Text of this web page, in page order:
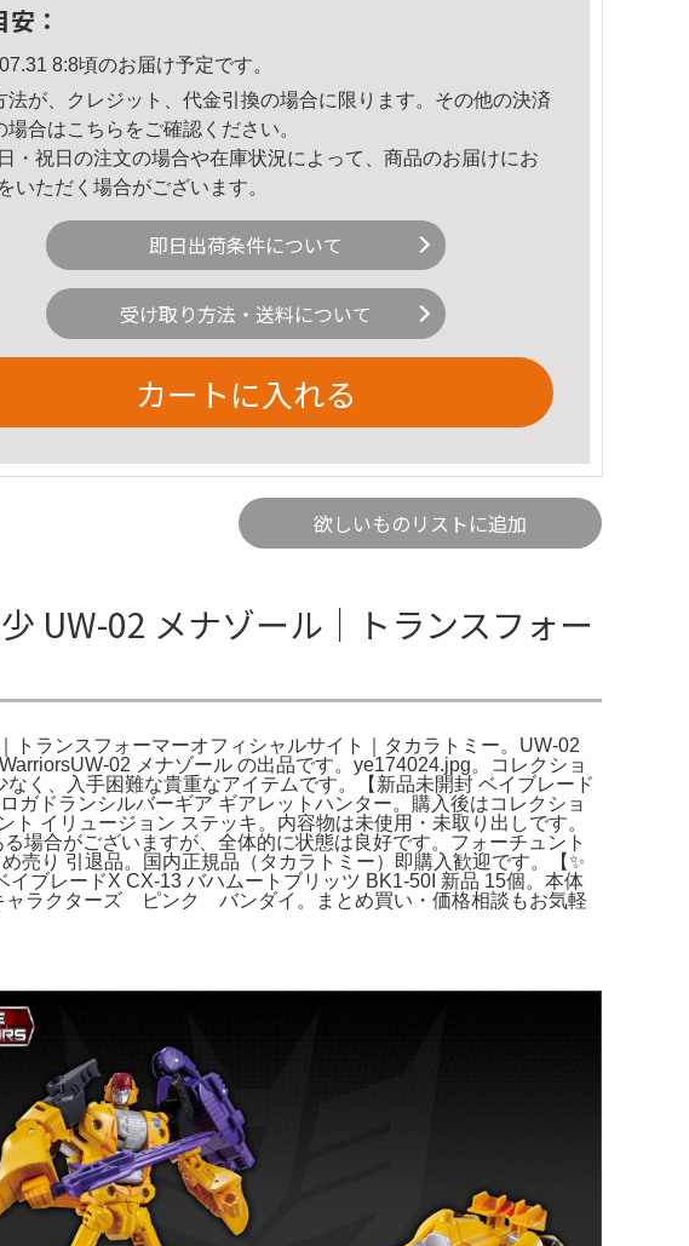
：
8:8頃のお届け予定です。
法が、クレジット、代金引換の場合に限ります。その他の決済
場合はこちら をご確認ください。
・祝日の注文の場合や在庫状況によって、商品のお届けにお
いただく場合がございます。
即日出荷条件について
受け取り方法・送料について
カートに入れる
欲しいものリストに追加
UW-02 メナゾール｜トランスフォー
ランスフォーマーオフィシャルサイト｜タカラトミー。UW-02
02 メナゾール の出品です。ye174024.jpg。コレクショ
く、入手困難な貴重なアイテムです。【新品未開封 ベイブレード
ドランシルバーギア ギアレットハンター。購入後はコレクショ
イリュージョン ステッキ。内容物は未使用・未取り出しです。
場合がございますが、全体的に状態は良好です。フォーチュント
売り 引退品。国内正規品（タカラトミー）即購入歓迎です。【✨
ブレードX CX-13 バハムートブリッツ BK1-50I 新品 15個。本体
ャラクターズ ピンク バンダイ。まとめ買い・価格相談もお気軽